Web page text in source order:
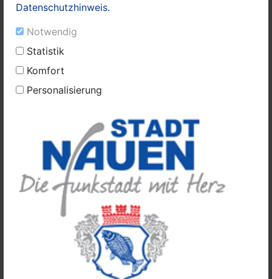
Datenschutzhinweis.
Notwendig
Statistik
Komfort
Personalisierung
Ausstellung inhaltlich. Für die Dauerausstellung
gestaltete Metallkünstler Frantek P. Riedel (werkform
design) aus Lietzow zehn Edelstahl-Aufsteller, die für
die Ausstellung entworfen und angefertigt wurden.
Vier Aufsteller stellen besondere grafische Figuren dar.
An diesen Aufstellern werden insgesamt zwölf
Xinglang Guo Grafiks aus Etzin designt werden.
Der erste besondere Aufsteller (Feldarbeiter) wird am
Fußgängerüberweg gegenüber dem Arbeitsamt. Der
zweite Sonderaufsteller windet sich um einen
Amberbaum an der Ecke Feldstraße/ Bredower Weg.
Der Dritte stellt einen Torbogen mit Blumen über dem
zukünftigen Südwest-Eingang des
Nachbarschaftsgartens dar. Der vierte
Sonderaufsteller, in Symbolik der Zuckerrübe, wird sich
am östlichsten Ende der Feldstraße befinden. Der
Aufsteller an der Commerzbank wird dank einer